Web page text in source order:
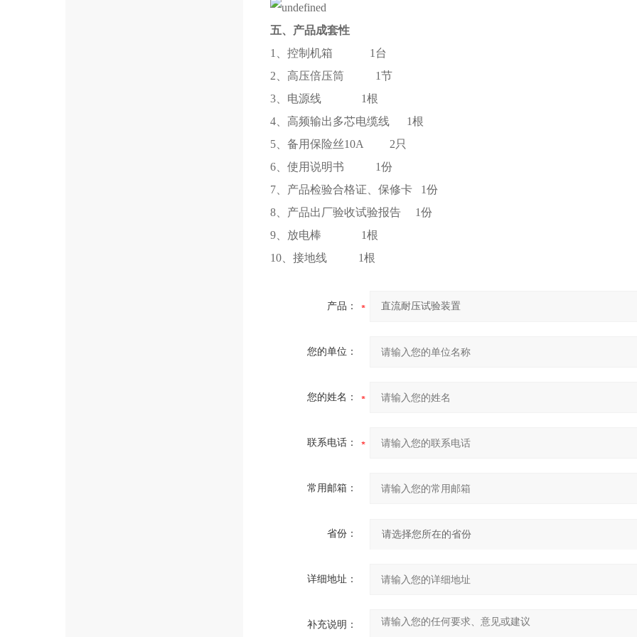
五、产品成套性
1、控制机箱 1台
2、高压倍压筒 1节
3、电源线 1根
4、高频输出多芯电缆线 1根
5、备用保险丝10A 2只
6、使用说明书 1份
7、产品检验合格证、保修卡 1份
8、产品出厂验收试验报告 1份
9、放电棒 1根
10、接地线 1根
产品：
您的单位：
您的姓名：
联系电话：
常用邮箱：
省份：
详细地址：
补充说明：